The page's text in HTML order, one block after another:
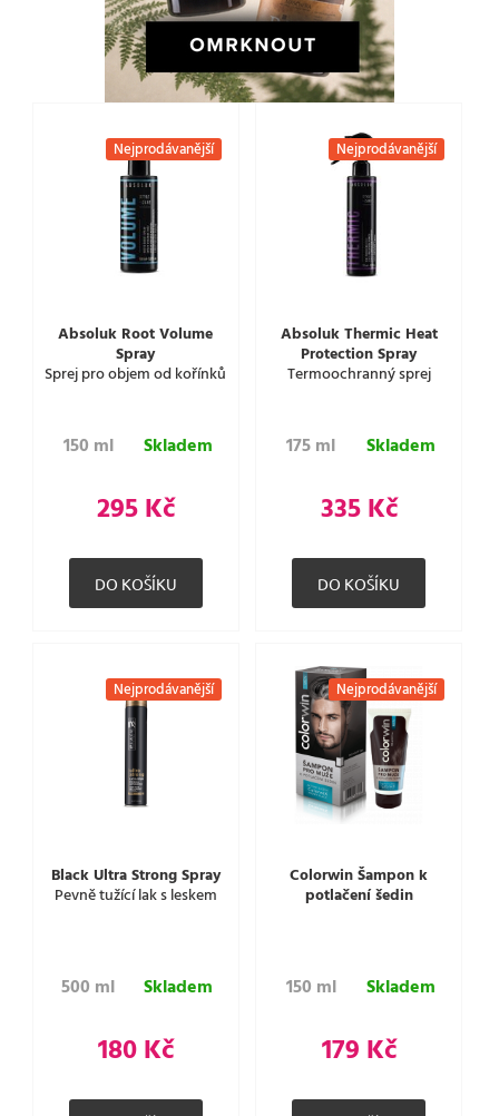
Nejprodávanější
Absoluk Root Volume
Spray
Sprej pro objem od kořínků
150 ml Skladem
295 Kč
Nejprodávanější
Absoluk Thermic Heat
Protection Spray
Termoochranný sprej
175 ml Skladem
335 Kč
Nejprodávanější
Black Ultra Strong Spray
Pevně tužící lak s leskem
500 ml Skladem
180 Kč
Nejprodávanější
Colorwin Šampon k
potlačení šedin
150 ml Skladem
179 Kč